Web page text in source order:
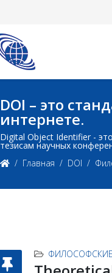
DOI – это
интернете.
Digital Object Identifier -
тезисам научных
Главная
DOI